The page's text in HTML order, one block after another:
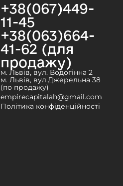
+38(067)449-
11-45
+38(063)664-
41-62 (для
продажу)
м. Львів, вул. Водогінна 2
м. Львів, вул.Джерельна 38
(по продажу)
empirecapitalah@gmail.com
Політика конфіденційності